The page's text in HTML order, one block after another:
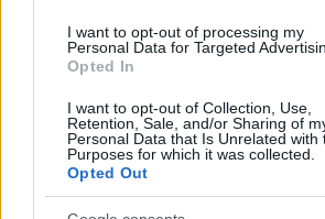
I want to opt-out of processing my
Personal Data for Targeted
Opted In
I want to opt-out of Collection, Use,
Retention, Sale, and/or Sharing of
Personal Data that Is Unrelated with
Purposes for which it was collected.
Opted Out
Πιο δημοφιλή
φωτογραφία για την
αδελφής του, Λένας
Δολοφονία Βρετανίδας
δύο καταθέσεις «κλειδί»
26χρονου Αφγανού – Το